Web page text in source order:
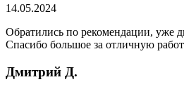
14.05.2024
Обратились по рекомендации, уже
Спасибо большое за отличную
Дмитрий Д.